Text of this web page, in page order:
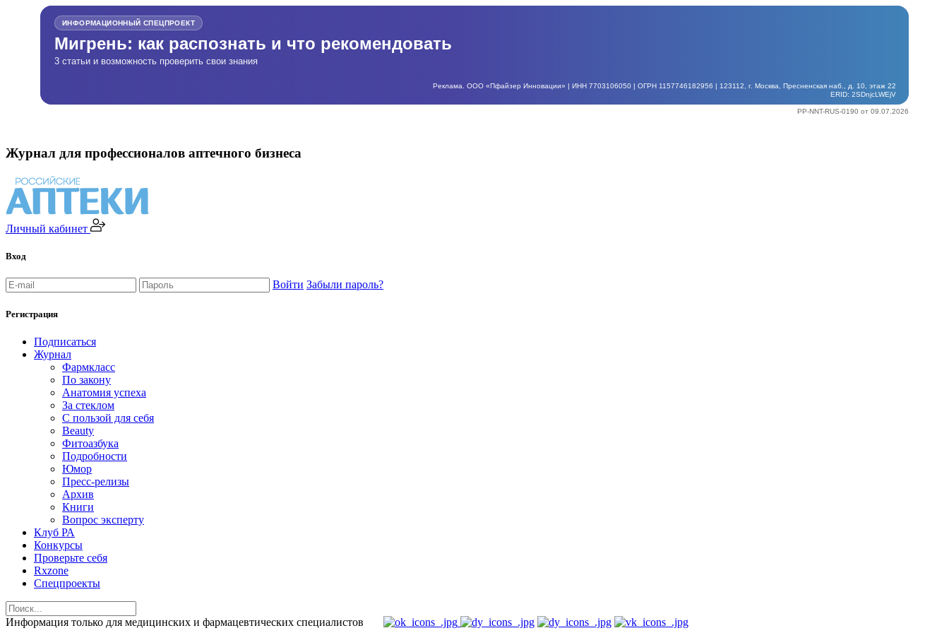
ИНФОРМАЦИОННЫЙ СПЕЦПРОЕКТ
Мигрень: как распознать и что рекомендовать
3 статьи и возможность проверить свои знания
Реклама. ООО «Пфайзер Инновации» | ИНН 7703106050 | ОГРН 1157746182956 | 123112, г. Москва, Пресненская наб., д. 10, этаж 22
ERID: 2SDnjcLWEjV
PP-NNT-RUS-0190 от 09.07.2026
Журнал для профессионалов аптечного бизнеса
Личный кабинет
Вход
Войти Забыли пароль?
Регистрация
Подписаться
Журнал
Фармкласс
По закону
Анатомия успеха
За стеклом
С пользой для себя
Beauty
Фитоазбука
Подробности
Юмор
Пресс-релизы
Архив
Книги
Вопрос эксперту
Клуб РА
Конкурсы
Проверьте себя
Rxzone
Спецпроекты
Информация только для медицинских и фармацевтических специалистов